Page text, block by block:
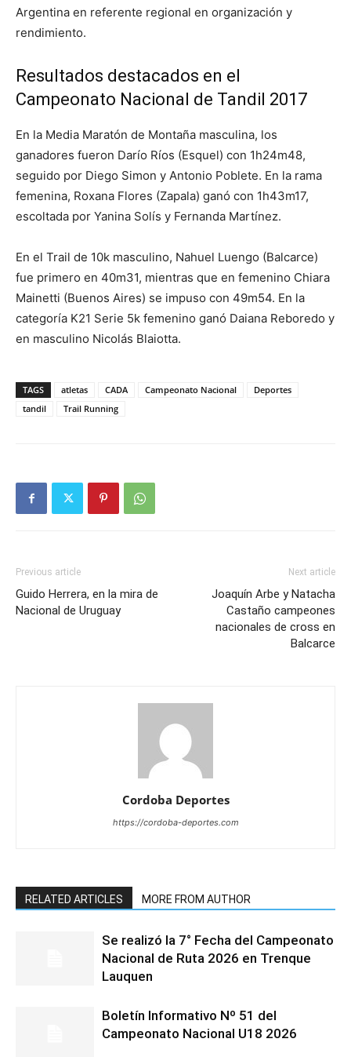
Argentina en referente regional en organización y
rendimiento.
Resultados destacados en el
Campeonato Nacional de Tandil 2017
En la Media Maratón de Montaña masculina, los
ganadores fueron Darío Ríos (Esquel) con 1h24m48,
seguido por Diego Simon y Antonio Poblete. En la rama
femenina, Roxana Flores (Zapala) ganó con 1h43m17,
escoltada por Yanina Solís y Fernanda Martínez.
En el Trail de 10k masculino, Nahuel Luengo (Balcarce)
fue primero en 40m31, mientras que en femenino Chiara
Mainetti (Buenos Aires) se impuso con 49m54. En la
categoría K21 Serie 5k femenino ganó Daiana Reboredo y
en masculino Nicolás Blaiotta.
TAGS atletas CADA Campeonato Nacional
Deportes
tandil
Trail Running
Previous article
Guido Herrera, en la mira de
Nacional de Uruguay
Next article
Joaquín Arbe y Natacha
Castaño campeones
nacionales de cross en
Balcarce
Cordoba Deportes
https://cordoba-deportes.com
RELATED ARTICLES MORE FROM AUTHOR
Se realizó la 7° Fecha del Campeonato
Nacional de Ruta 2026 en Trenque
Lauquen
Boletín Informativo Nº 51 del
Campeonato Nacional U18 2026